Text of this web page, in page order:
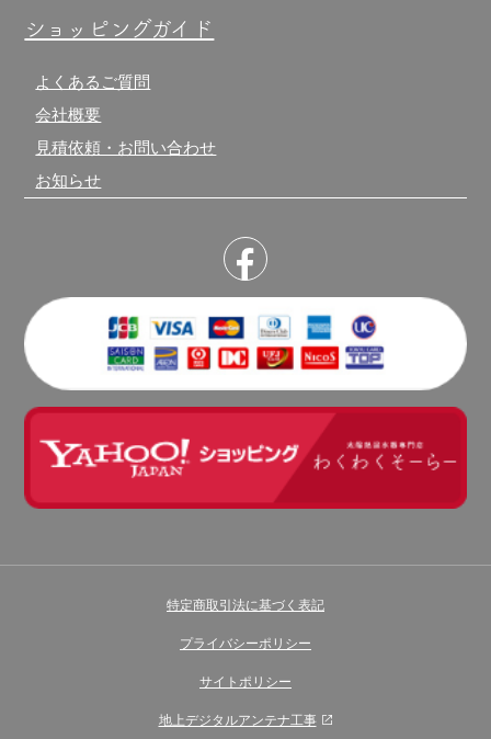
ショッピングガイド
よくあるご質問
会社概要
見積依頼・お問い合わせ
お知らせ
特定商取引法に基づく表記
プライバシーポリシー
サイトポリシー
地上デジタルアンテナ工事